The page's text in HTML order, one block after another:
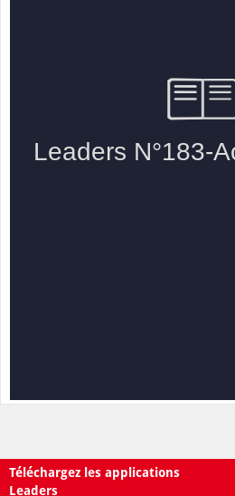
Téléchargez les applications
Leaders